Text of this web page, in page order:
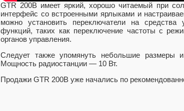
GTR 200B имеет яркий, хорошо читаемый при
интерфейс со встроенными ярлыками и
можно установить переключатели на
функций, таких как переключение частоты с
органов управления.
Следует также упомянуть небольшие
Мощность радиостанции — 10 Вт.
Продажи GTR 200B уже начались по